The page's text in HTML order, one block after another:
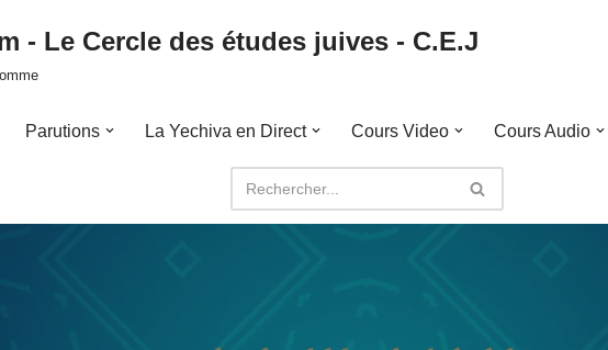
- Le Cercle des études juives - C.E.J
Parutions La Yechiva en Direct Cours Video Cours Audio